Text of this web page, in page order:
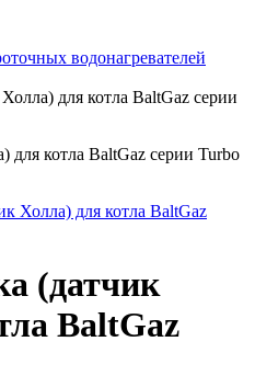
водонагревателей
для котла BaltGaz серии
для котла BaltGaz серии Turbo
(датчик
BaltGaz